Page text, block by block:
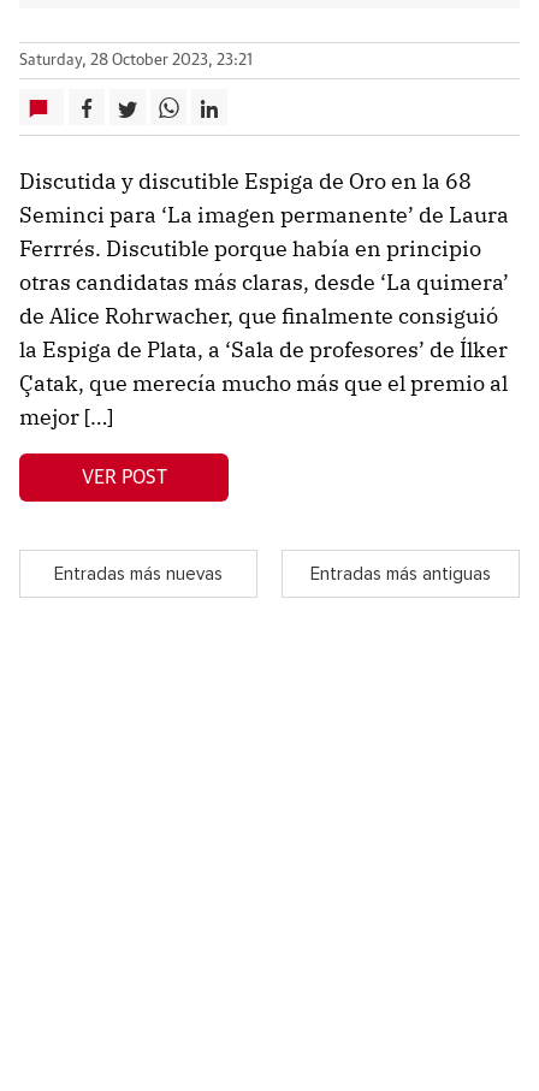
Saturday, 28 October 2023, 23:21
Discutida y discutible Espiga de Oro en la 68
Seminci para ‘La imagen permanente’ de Laura
Ferrrés. Discutible porque había en principio
otras candidatas más claras, desde ‘La quimera’
de Alice Rohrwacher, que finalmente consiguió
la Espiga de Plata, a ‘Sala de profesores’ de Ílker
Çatak, que merecía mucho más que el premio al
mejor […]
VER POST
Entradas más nuevas Entradas más antiguas